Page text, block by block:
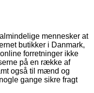
mennesker at
butikker i Danmark,
forretninger ikke
på en række af
også til mænd og
gange sikre fragt